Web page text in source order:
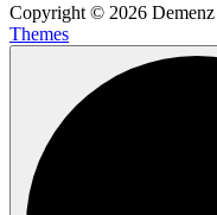
Copyright © 2026
Themes